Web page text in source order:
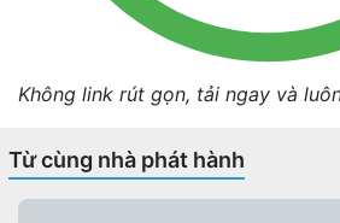
Không link rút gọn, tải ngay và
Từ cùng nhà phát hành